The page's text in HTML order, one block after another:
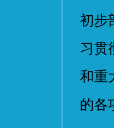
初步
习贯
和重
的各